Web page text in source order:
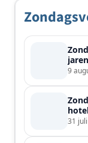
9
31